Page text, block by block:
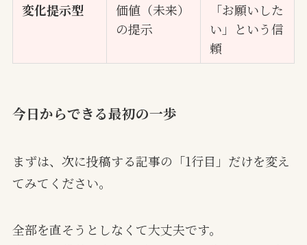
変化提示型
価値（未来）
の提示
「お願いした
い」という信
頼
今日からできる最初の一歩
まずは、次に投稿する記事の「1行目」だけを変え
てみてください。
全部を直そうとしなくて大丈夫です。